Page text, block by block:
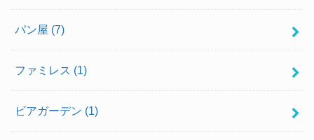
パン屋 (7)
ファミレス (1)
ビアガーデン (1)